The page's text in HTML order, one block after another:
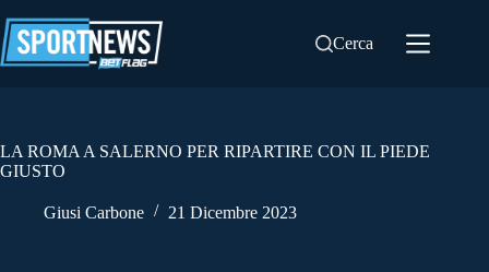
al
contenuto
Cerca
LA ROMA A SALERNO PER RIPARTIRE CON IL PIEDE
GIUSTO
Giusi Carbone 21 Dicembre 2023